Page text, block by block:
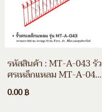
รหัสสินค้า : MT-A-043 รั้ว
ศรเหล็กแหลม MT-A-043
ความยาว 200 ซม. ความสูง
70 ซม. สีขาว สีดำ สีอื่นๆ
0.00 ฿